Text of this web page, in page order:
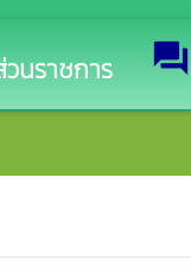
นราชการ forum